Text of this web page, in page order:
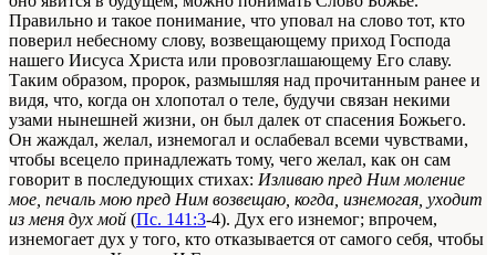
Правильно и такое понимание, что уповал на слово тот, кто
поверил небесному слову, возвещающему приход Господа
нашего Иисуса Христа или провозглашающему Его славу.
Таким образом, пророк, размышляя над прочитанным ранее и
видя, что, когда он хлопотал о теле, будучи связан некими
узами нынешней жизни, он был далек от спасения Божьего.
Он жаждал, желал, изнемогал и ослабевал всеми чувствами,
чтобы всецело принадлежать тому, чего желал, как он сам
говорит в последующих стихах: Изливаю пред Ним моление
мое, печаль мою пред Ним возвещаю, когда, изнемогая, уходит
из меня дух мой (Пс. 141:3-4). Дух его изнемог; впрочем,
изнемогает дух у того, кто отказывается от самого себя, чтобы